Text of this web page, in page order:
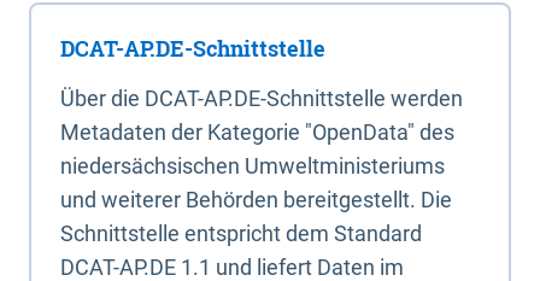
DCAT-AP.DE-Schnittstelle
Über die DCAT-AP.DE-Schnittstelle werden
Metadaten der Kategorie "OpenData" des
niedersächsischen Umweltministeriums
und weiterer Behörden bereitgestellt. Die
Schnittstelle entspricht dem Standard
DCAT-AP.DE 1.1 und liefert Daten im